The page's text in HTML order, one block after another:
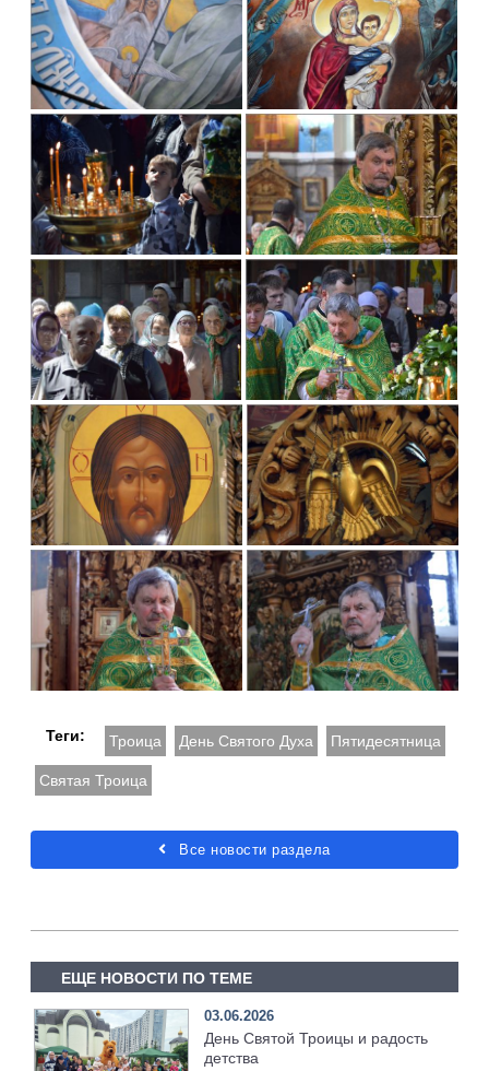
Теги: Троица День Святого Духа Пятидесятница
Святая Троица
Все новости раздела
ЕЩЕ НОВОСТИ ПО ТЕМЕ
03.06.2026
День Святой Троицы и радость
детства